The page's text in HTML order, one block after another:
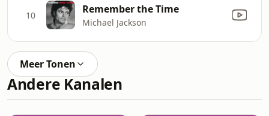
10 Remember the Time
Michael Jackson
Meer Tonen
Andere Kanalen